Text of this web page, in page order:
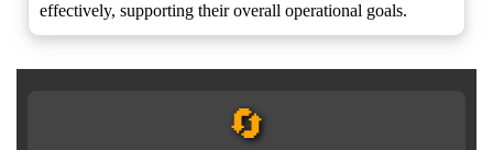
effectively, supporting their overall operational goals.
🔄